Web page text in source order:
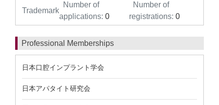
Trademark
Number of
applications: 0
Number of
registrations: 0
Professional Memberships
日本口腔インプラント学会
日本アパタイト研究会